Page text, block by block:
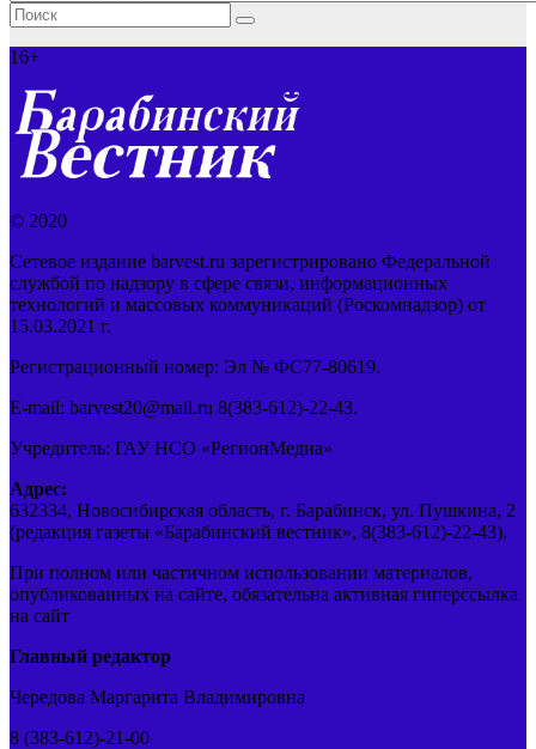
16+
© 2020
Сетевое издание barvest.ru зарегистрировано Федеральной
службой по надзору в сфере связи, информационных
технологий и массовых коммуникаций (Роскомнадзор) от
15.03.2021 г.
Регистрационный номер: Эл № ФС77-80619.
E-mail: barvest20@mail.ru 8(383-612)-22-43.
Учредитель: ГАУ НСО «РегионМедиа»
Адрес:
632334, Новосибирская область, г. Барабинск, ул. Пушкина, 2
(редакция газеты «Барабинский вестник», 8(383-612)-22-43).
При полном или частичном использовании материалов,
опубликованных на сайте, обязательна активная гиперссылка
на сайт
Главный редактор
Чередова Маргарита Владимировна
8 (383-612)-21-00